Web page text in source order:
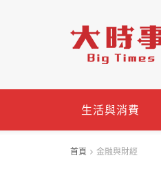
生活與消費
首頁 金融與財經